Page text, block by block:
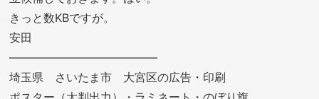
きっと数KBですが。
安田
—————————————
埼玉県 さいたま市 大宮区の広告・印刷